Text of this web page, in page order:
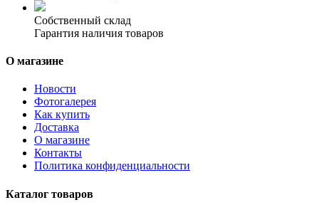
Собственный склад
Гарантия наличия товаров
О магазине
Новости
Фотогалерея
Как купить
Доставка
О магазине
Контакты
Политика конфиденциальности
Каталог товаров